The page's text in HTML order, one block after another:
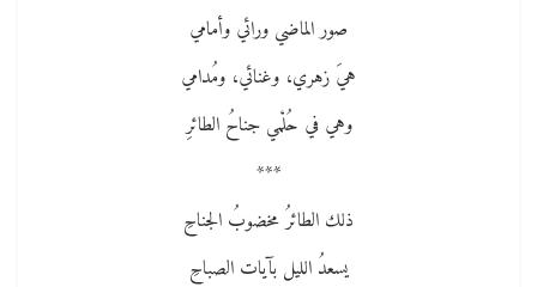
صور الماضي ورائي وأمامي
هيَ زهري، وغنائي، ومُدامي
وهي في حُلْمي جناحُ الطائرِ
***
ذلك الطائرُ مخضوبُ الجناحِ
يسعدُ الليل بآيات الصباحِ